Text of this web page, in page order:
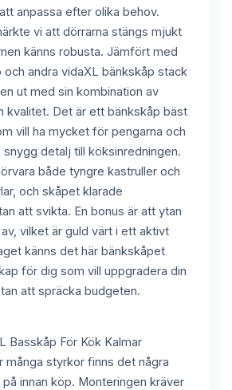
anpassa efter olika behov.
vi att dörrarna stängs mjukt
känns robusta. Jämfört med
och andra vidaXL bänkskåp stack
ut med sin kombination av
kvalitet. Det är ett bänkskåp bäst
vill ha mycket för pengarna och
detalj till köksinredningen.
både tyngre kastruller och
och skåpet klarade
att svikta. En bonus är att ytan
vilket är guld värt i ett aktivt
känns det här bänkskåpet
för dig som vill uppgradera din
att spräcka budgeten.
Basskåp För Kök Kalmar
många styrkor finns det några
innan köp. Monteringen kräver